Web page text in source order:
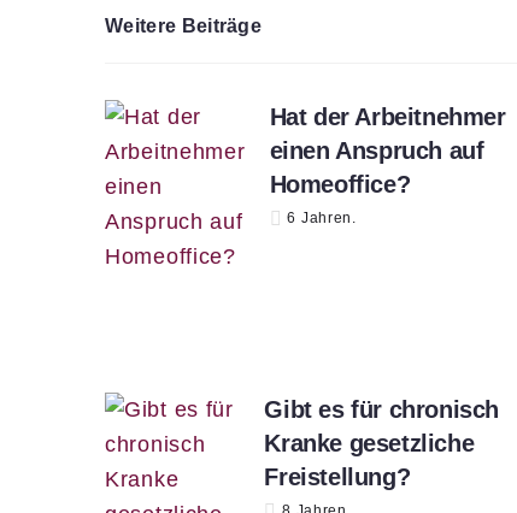
Weitere Beiträge
Hat der Arbeitnehmer
einen Anspruch auf
Homeoffice?
6 Jahren.
Gibt es für chronisch
Kranke gesetzliche
Freistellung?